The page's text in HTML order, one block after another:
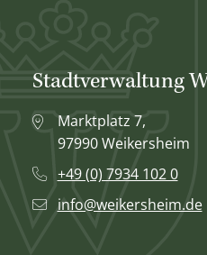
Stadtverwaltung
Marktplatz 7,
97990 Weikersheim
+49 (0) 7934 102 0
info@weikersheim.de